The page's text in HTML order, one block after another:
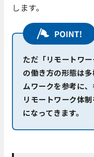
します。
ただ「リモートワ
の働き方の形態は
ムワークを参考に
リモートワーク体
になってきます。